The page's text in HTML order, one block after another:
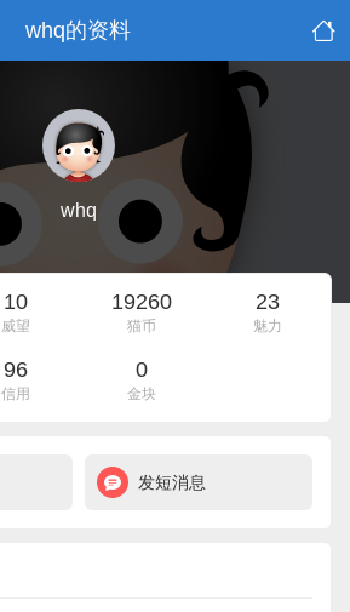
whq的资料
whq
10
威望
19260
猫币
23
魅力
96
信用
0
金块
发短消息